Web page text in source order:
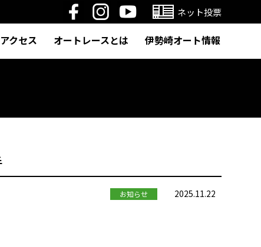
ネット投票
アクセス オートレースとは 伊勢崎オート情報
お知らせ 2025.11.22